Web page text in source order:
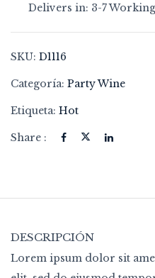
Delivers in: 3-7
SKU: D1116
Categoría: Party Wine
Etiqueta: Hot
Share :
DESCRIPCIÓN
Lorem ipsum dolor sit